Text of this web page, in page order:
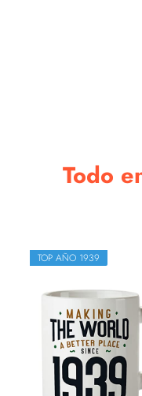
Todo
TOP AÑO 1939